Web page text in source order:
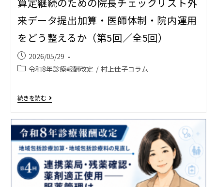
来データ提出加算・医師体制・院内運用
をどう整えるか（第5回／全5回）
2026/05/29
令和8年診療報酬改定 / 村上佳子コラム
続きを読む